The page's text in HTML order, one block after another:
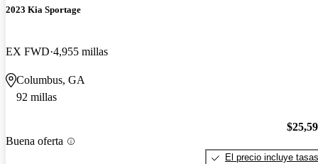
2023 Kia Sportage
EX FWD 4,955 millas
Columbus, GA
92 millas
Buena oferta
El precio incluye tasas